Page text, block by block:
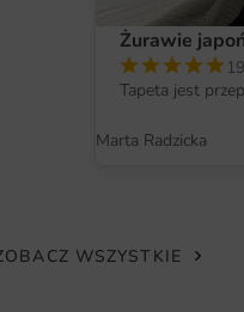
niezmienna przez wiele
światła, co
intensywnie oświetlonych
co pozwala na
Żurawie
Tapeta jest
Marta Radzicka
WSZYSTKIE